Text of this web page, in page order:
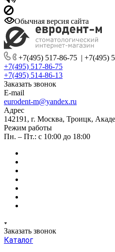
Обычная версия сайта
+7(495) 517-86-75 | +7(495)
+7(495) 517-86-75
+7(495) 514-86-13
Заказать звонок
E-mail
eurodent-m@yandex.ru
Адрес
142191, г. Москва, Троицк,
Режим работы
Пн. – Пт.: с 10:00 до 18:00
Заказать звонок
Каталог